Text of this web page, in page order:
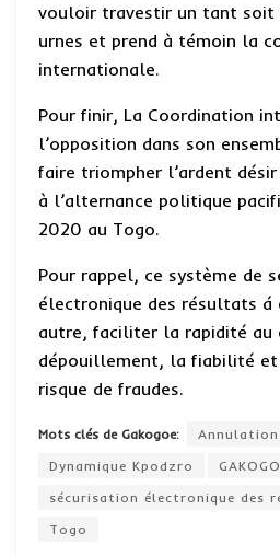
vouloir travestir un tant soit
urnes et prend à témoin la
internationale.
Pour finir, La Coordination
l’opposition dans son
faire triompher l’ardent
à l’alternance politique
2020 au Togo.
Pour rappel, ce système de
électronique des résultats
autre, faciliter la rapidité au
dépouillement, la fiabilité
risque de fraudes.
Mots clés de Gakogoe:
Annulation
Dynamique Kpodzro
sécurisation électronique des
Togo